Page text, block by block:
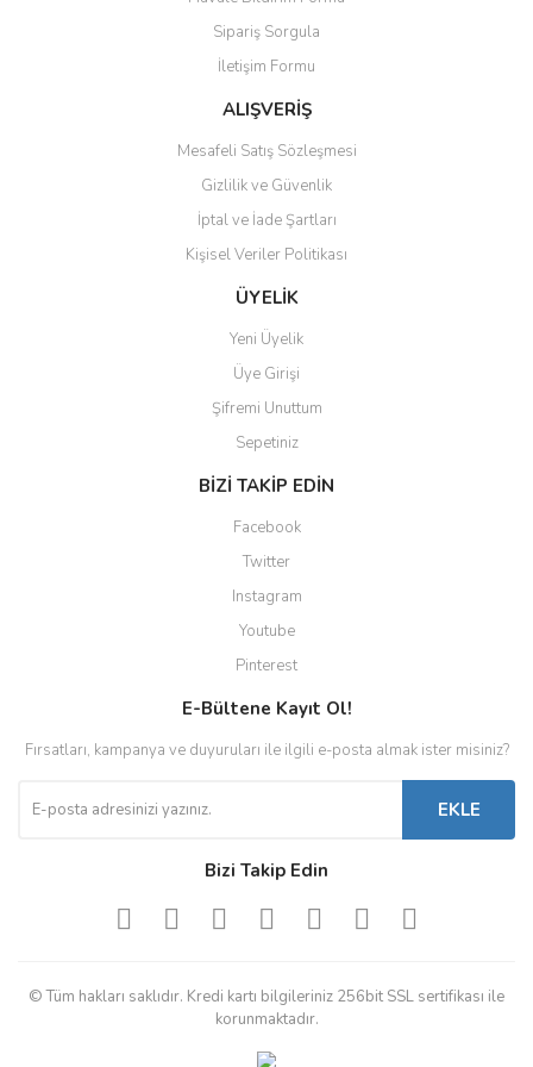
Ürün bilgilerinde hatalar bulunuyor.
Ürün fiyatı diğer sitelerden daha pahalı.
Bu ürüne benzer farklı alternatifler olmalı.
Gönder
Sipariş Sorgula
İletişim Formu
ALIŞVERİŞ
Mesafeli Satış Sözleşmesi
Gizlilik ve Güvenlik
İptal ve İade Şartları
Kişisel Veriler Politikası
ÜYELİK
Yeni Üyelik
Üye Girişi
Şifremi Unuttum
Sepetiniz
BİZİ TAKİP EDİN
Facebook
Twitter
Instagram
Youtube
Pinterest
E-Bültene Kayıt Ol!
Fırsatları, kampanya ve duyuruları ile ilgili e-posta almak ister misiniz?
EKLE
Bizi Takip Edin
© Tüm hakları saklıdır. Kredi kartı bilgileriniz 256bit SSL sertifikası ile
korunmaktadır.